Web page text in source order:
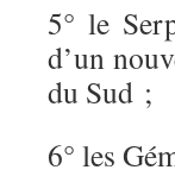
5° le
d’un
du Sud ;
6° les